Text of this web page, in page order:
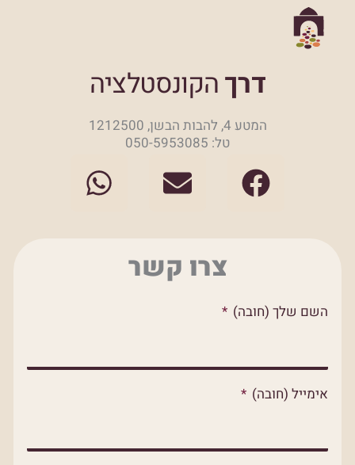
דרךהקונסטלציה
המטע 4, להבות הבשן, 1212500
טל: 050-5953085
F
a
o
k
E
n
l
e
W
h
p
צרו קשר
השם שלך (חובה)
אימייל (חובה)